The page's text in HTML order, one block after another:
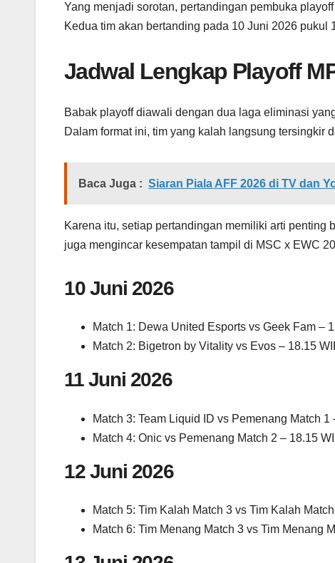
Yang menjadi sorotan, pertandingan pembuka
Kedua tim akan bertanding pada 10 Juni 2026 pukul
Jadwal Lengkap Playoff
Babak playoff diawali dengan dua laga eliminasi
Dalam format ini, tim yang kalah langsung tersingkir
Baca Juga : Siaran Piala AFF 2026 di TV dan
Karena itu, setiap pertandingan memiliki arti penting
juga mengincar kesempatan tampil di MSC x EWC
10 Juni 2026
Match 1: Dewa United Esports vs Geek Fam –
Match 2: Bigetron by Vitality vs Evos – 18.15
11 Juni 2026
Match 3: Team Liquid ID vs Pemenang Match 1
Match 4: Onic vs Pemenang Match 2 – 18.15
12 Juni 2026
Match 5: Tim Kalah Match 3 vs Tim Kalah
Match 6: Tim Menang Match 3 vs Tim Menang